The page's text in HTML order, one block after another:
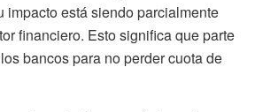
impacto está siendo parcialmente
financiero. Esto significa que parte
bancos para no perder cuota de